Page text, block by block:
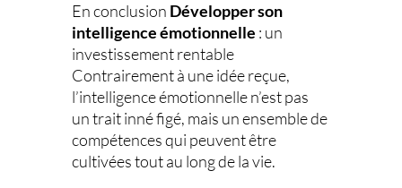
En conclusion Développerson
intelligence émotionnelle : un
investissement rentable
Contrairement à une idée reçue,
l’intelligence émotionnelle n’est pas
un trait inné figé, mais un ensemble de
compétences qui peuvent être
cultivées tout au long de la vie.